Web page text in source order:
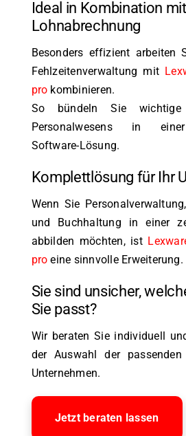
Ideal in Kombination
Lohnabrechnung
Besonders effizient arbeiten
Fehlzeitenverwaltung mit
pro kombinieren.
So bündeln Sie wichtige
Personalwesens in
Software-Lösung.
Komplettlösung für Ihr
Wenn Sie
und Buchhaltung in einer
abbilden möchten, ist
pro eine sinnvolle Erweiterung.
Sie sind unsicher,
Sie passt?
Wir beraten Sie individuell
der Auswahl der
Unternehmen.
Jetzt beraten lassen